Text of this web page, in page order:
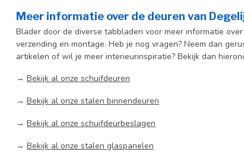
Meer informatie over de deuren van
Blader door de diverse tabbladen voor meer informatie
verzending en montage. Heb je nog vragen? Neem dan
artikelen of wil je meer interieurinspiratie? Bekijk dan
→ Bekijk al onze schuifdeuren
→ Bekijk al onze stalen binnendeuren
→ Bekijk al onze schuifdeurbeslagen
→ Bekijk al onze stalen glaspanelen